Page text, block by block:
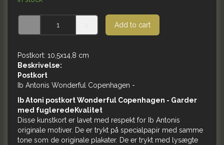
Add to cart
Postkort: 10,5x14,8 cm
Beskrivelse:
Postkort
Ib Antonis Wonderful Copenhagen -
Ib Atoni postkort Wonderful Copenhagen - Garder
med fugleredeKvalitet
Disse kunstkort er lavet med respekt for Ib Antonis
originale motiver. De er trykt på specialpapir med samme
tone som de originale plakater. De er trykt med lysægte